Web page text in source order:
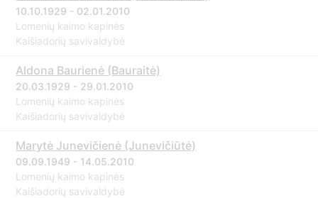
10.10.1929 - 02.01.2010
Lomenių kaimo kapinės
Kaišiadorių savivaldybė
Aldona Baurienė (Bauraitė)
20.03.1929 - 29.01.2010
Lomenių kaimo kapinės
Kaišiadorių savivaldybė
Marytė Junevičienė (Junevičiūtė)
09.09.1949 - 14.05.2010
Lomenių kaimo kapinės
Kaišiadorių savivaldybė